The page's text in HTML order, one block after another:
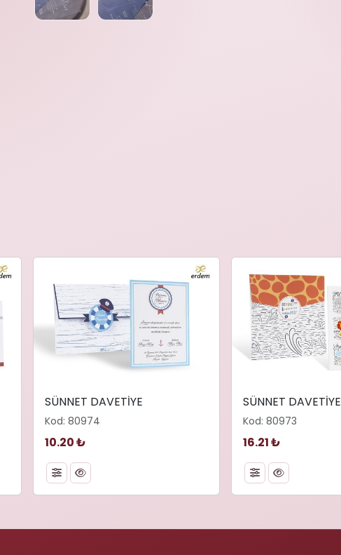
SÜNNET DAVETİYE
Kod: 80974
10.20 ₺
SÜNNET DAVETİYE
Kod: 80973
16.21 ₺